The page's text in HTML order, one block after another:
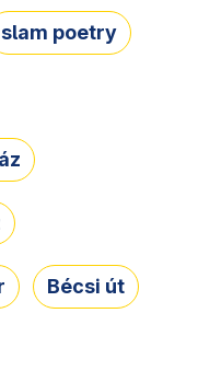
slam poetry
Bécsi út